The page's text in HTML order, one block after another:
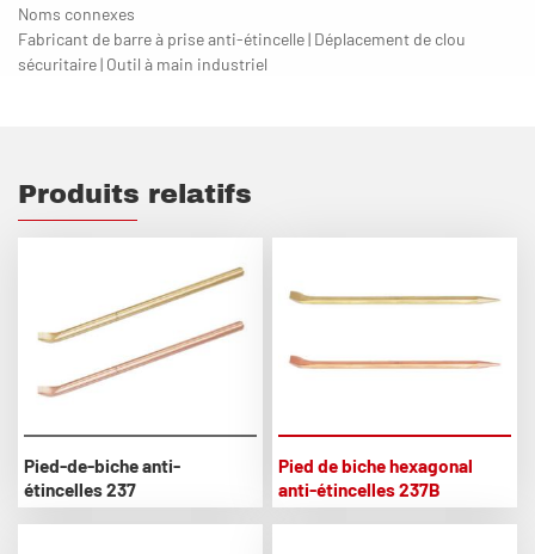
Noms connexes
Fabricant de barre à prise anti-étincelle | Déplacement de clou
sécuritaire | Outil à main industriel
Produits relatifs
Pied-de-biche anti-
étincelles 237
Pied de biche hexagonal
anti-étincelles 237B